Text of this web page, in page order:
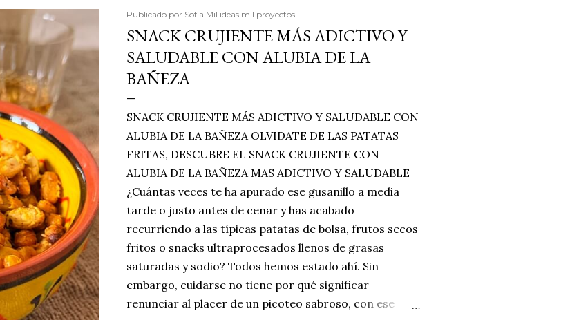
Publicado por Sofía Mil ideas mil proyectos
SNACK CRUJIENTE MÁS ADICTIVO Y
SALUDABLE CON ALUBIA DE LA
BAÑEZA
SNACK CRUJIENTE MÁS ADICTIVO Y SALUDABLE CON
ALUBIA DE LA BAÑEZA OLVIDATE DE LAS PATATAS
FRITAS, DESCUBRE EL SNACK CRUJIENTE CON
ALUBIA DE LA BAÑEZA MAS ADICTIVO Y SALUDABLE
¿Cuántas veces te ha apurado ese gusanillo a media
tarde o justo antes de cenar y has acabado
recurriendo a las típicas patatas de bolsa, frutos secos
fritos o snacks ultraprocesados llenos de grasas
saturadas y sodio? Todos hemos estado ahí. Sin
embargo, cuidarse no tiene por qué significar
renunciar al placer de un picoteo sabroso, con ese